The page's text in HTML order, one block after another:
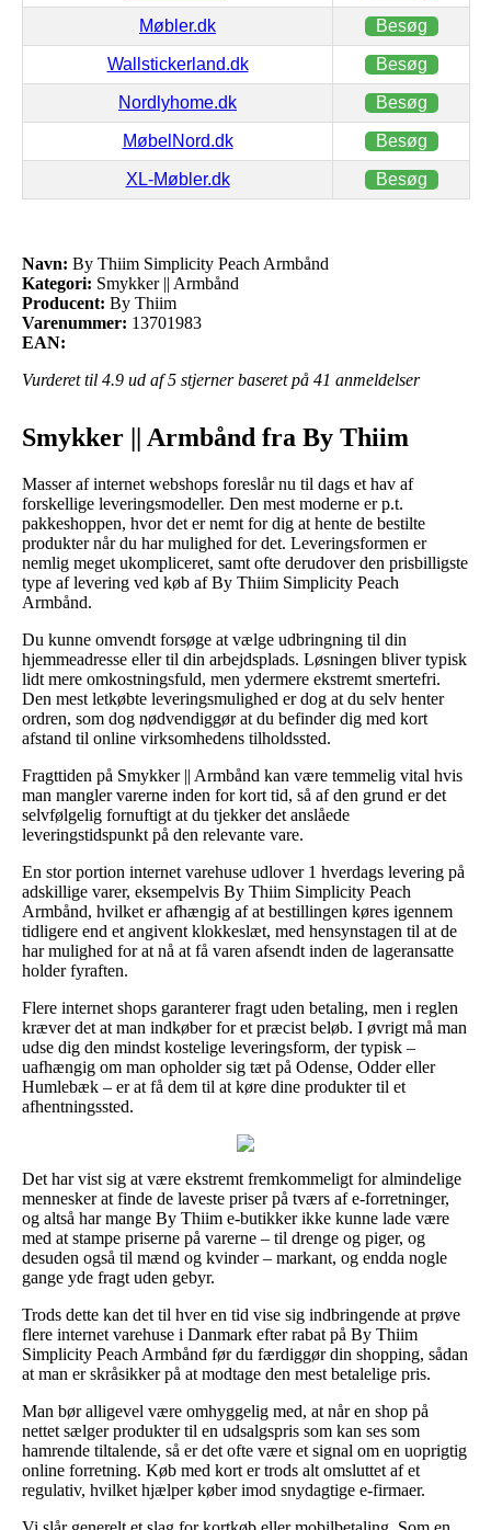
Møbler.dk Besøg
Wallstickerland.dk Besøg
Nordlyhome.dk Besøg
MøbelNord.dk Besøg
XL-Møbler.dk Besøg
Navn: By Thiim Simplicity Peach Armbånd
Kategori: Smykker || Armbånd
Producent: By Thiim
Varenummer: 13701983
EAN:
Vurderet til 4.9 ud af 5 stjerner baseret på 41 anmeldelser
Smykker || Armbånd fra By Thiim
Masser af internet webshops foreslår nu til dags et hav af
forskellige leveringsmodeller. Den mest moderne er p.t.
pakkeshoppen, hvor det er nemt for dig at hente de bestilte
produkter når du har mulighed for det. Leveringsformen er
nemlig meget ukompliceret, samt ofte derudover den prisbilligste
type af levering ved køb af By Thiim Simplicity Peach
Armbånd.
Du kunne omvendt forsøge at vælge udbringning til din
hjemmeadresse eller til din arbejdsplads. Løsningen bliver typisk
lidt mere omkostningsfuld, men ydermere ekstremt smertefri.
Den mest letkøbte leveringsmulighed er dog at du selv henter
ordren, som dog nødvendiggør at du befinder dig med kort
afstand til online virksomhedens tilholdssted.
Fragttiden på Smykker || Armbånd kan være temmelig vital hvis
man mangler varerne inden for kort tid, så af den grund er det
selvfølgelig fornuftigt at du tjekker det anslåede
leveringstidspunkt på den relevante vare.
En stor portion internet varehuse udlover 1 hverdags levering på
adskillige varer, eksempelvis By Thiim Simplicity Peach
Armbånd, hvilket er afhængig af at bestillingen køres igennem
tidligere end et angivent klokkeslæt, med hensynstagen til at de
har mulighed for at nå at få varen afsendt inden de lageransatte
holder fyraften.
Flere internet shops garanterer fragt uden betaling, men i reglen
kræver det at man indkøber for et præcist beløb. I øvrigt må man
udse dig den mindst kostelige leveringsform, der typisk –
uafhængig om man opholder sig tæt på Odense, Odder eller
Humlebæk – er at få dem til at køre dine produkter til et
afhentningssted.
Det har vist sig at være ekstremt fremkommeligt for almindelige
mennesker at finde de laveste priser på tværs af e-forretninger,
og altså har mange By Thiim e-butikker ikke kunne lade være
med at stampe priserne på varerne – til drenge og piger, og
desuden også til mænd og kvinder – markant, og endda nogle
gange yde fragt uden gebyr.
Trods dette kan det til hver en tid vise sig indbringende at prøve
flere internet varehuse i Danmark efter rabat på By Thiim
Simplicity Peach Armbånd før du færdiggør din shopping, sådan
at man er skråsikker på at modtage den mest betalelige pris.
Man bør alligevel være omhyggelig med, at når en shop på
nettet sælger produkter til en udsalgspris som kan ses som
hamrende tiltalende, så er det ofte være et signal om en uoprigtig
online forretning. Køb med kort er trods alt omsluttet af et
regulativ, hvilket hjælper køber imod snydagtige e-firmaer.